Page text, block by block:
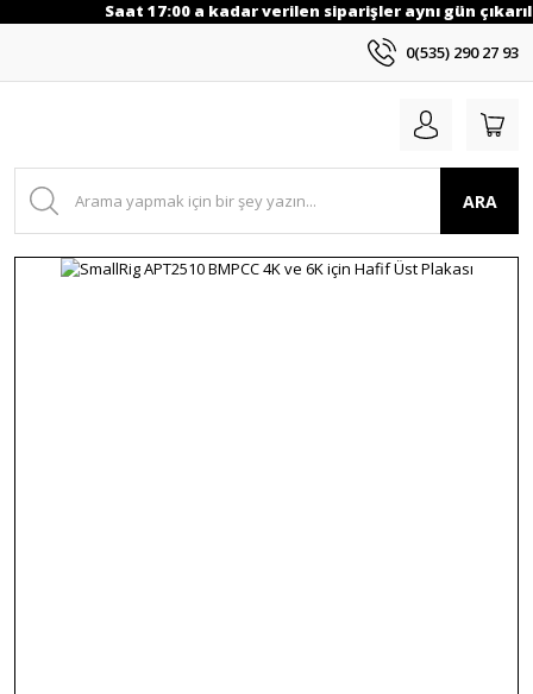
Saat 17:00 a kadar verilen siparişler aynı gün
0(535) 290 27 93
ARA